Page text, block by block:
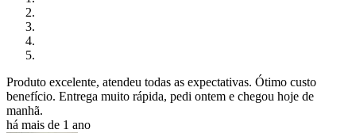
Produto excelente, atendeu todas as expectativas. Ótimo custo
benefício. Entrega muito rápida, pedi ontem e chegou hoje de
manhã.
há mais de 1 ano